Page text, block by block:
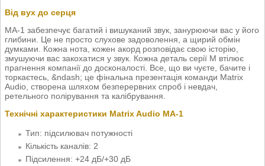
Від вух до серця
MA-1 забезпечує багатий і вишуканий звук, занурюючи вас у його
глибини. Це не просто слухове задоволення, а щирий обмін
думками. Кожна нота, кожен акорд розповідає свою історію,
змушуючи вас закохатися у звук. Кожна деталь серії M втілює
прагнення компанії до досконалості. Все, що ви чуєте, бачите і
торкаєтесь, &ndash; це фінальна презентація команди Matrix
Audio, створена шляхом безперервних спроб і невдач,
ретельного полірування та калібрування.
Технічні характеристики Matrix Audio MA-1
Тип: підсилювач потужності
Кількість каналів: 2
Підсилення: +24 дБ/+30 дБ